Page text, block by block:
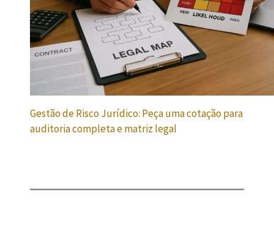
Gestão de Risco Jurídico: Peça uma cotação para
auditoria completa e matriz legal